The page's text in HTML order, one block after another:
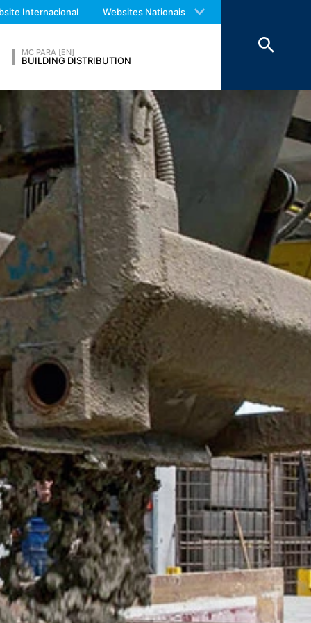
Internacional Websites Nationais
MC PARA [EN]
BUILDING DISTRIBUTION
seu computador e que permite uma
um servidor do Google nos EUA e
O operador do site tem um interesse
ou de outras partes do Acordo
o endereço IP completo é
operador deste site para avaliar o uso
do site e ao uso da Internet. O
outro dado mantido pelo Google.
No entanto, gostaríamos de
impedir que os dados gerados pelas
pelo tratamento dos dados,
para impedir que os seus dados
do Google:
requisitos rígidos das autoridades
901 Cherry Avenue, San Bruno, CA
os seus servidores. Aqui, o servidor
este permite que associe seu perfil de
para ajudar a tornar nosso website
o tratamento de dados do usuário
again should you find necessary.